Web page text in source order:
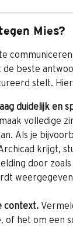
Mies?
beste
stelt.
duidelijk en
volledige
Als je
krijgt,
door
context.
of het om een